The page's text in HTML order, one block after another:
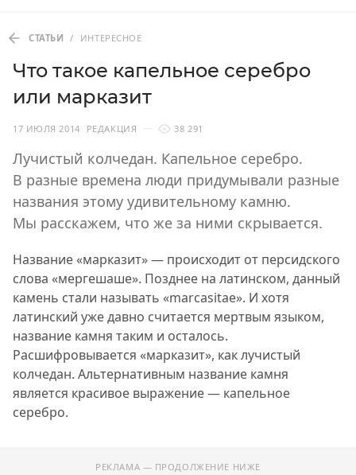
СТАТЬИ / ИНТЕРЕСНОЕ
Что такое капельное серебро
или марказит
17 ИЮЛЯ 2014 РЕДАКЦИЯ 38 291
Лучистый колчедан. Капельное серебро.
В разные времена люди придумывали разные
названия этому удивительному камню.
Мы расскажем, что же за ними скрывается.
Название «марказит» — происходит от персидского
слова «мергешаше». Позднее на латинском, данный
камень стали называть «marcasitae». И хотя
латинский уже давно считается мертвым языком,
название камня таким и осталось.
Расшифровывается «марказит», как лучистый
колчедан. Альтернативным название камня
является красивое выражение — капельное
серебро.
РЕКЛАМА — ПРОДОЛЖЕНИЕ НИЖЕ